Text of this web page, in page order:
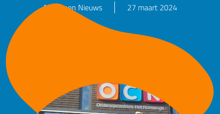
Algemeen Nieuws 27 maart 2024